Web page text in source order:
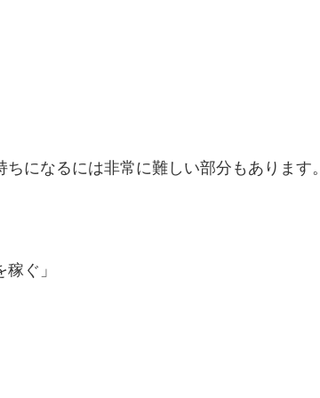
になるには非常に難しい部分もあります。
ぐ」